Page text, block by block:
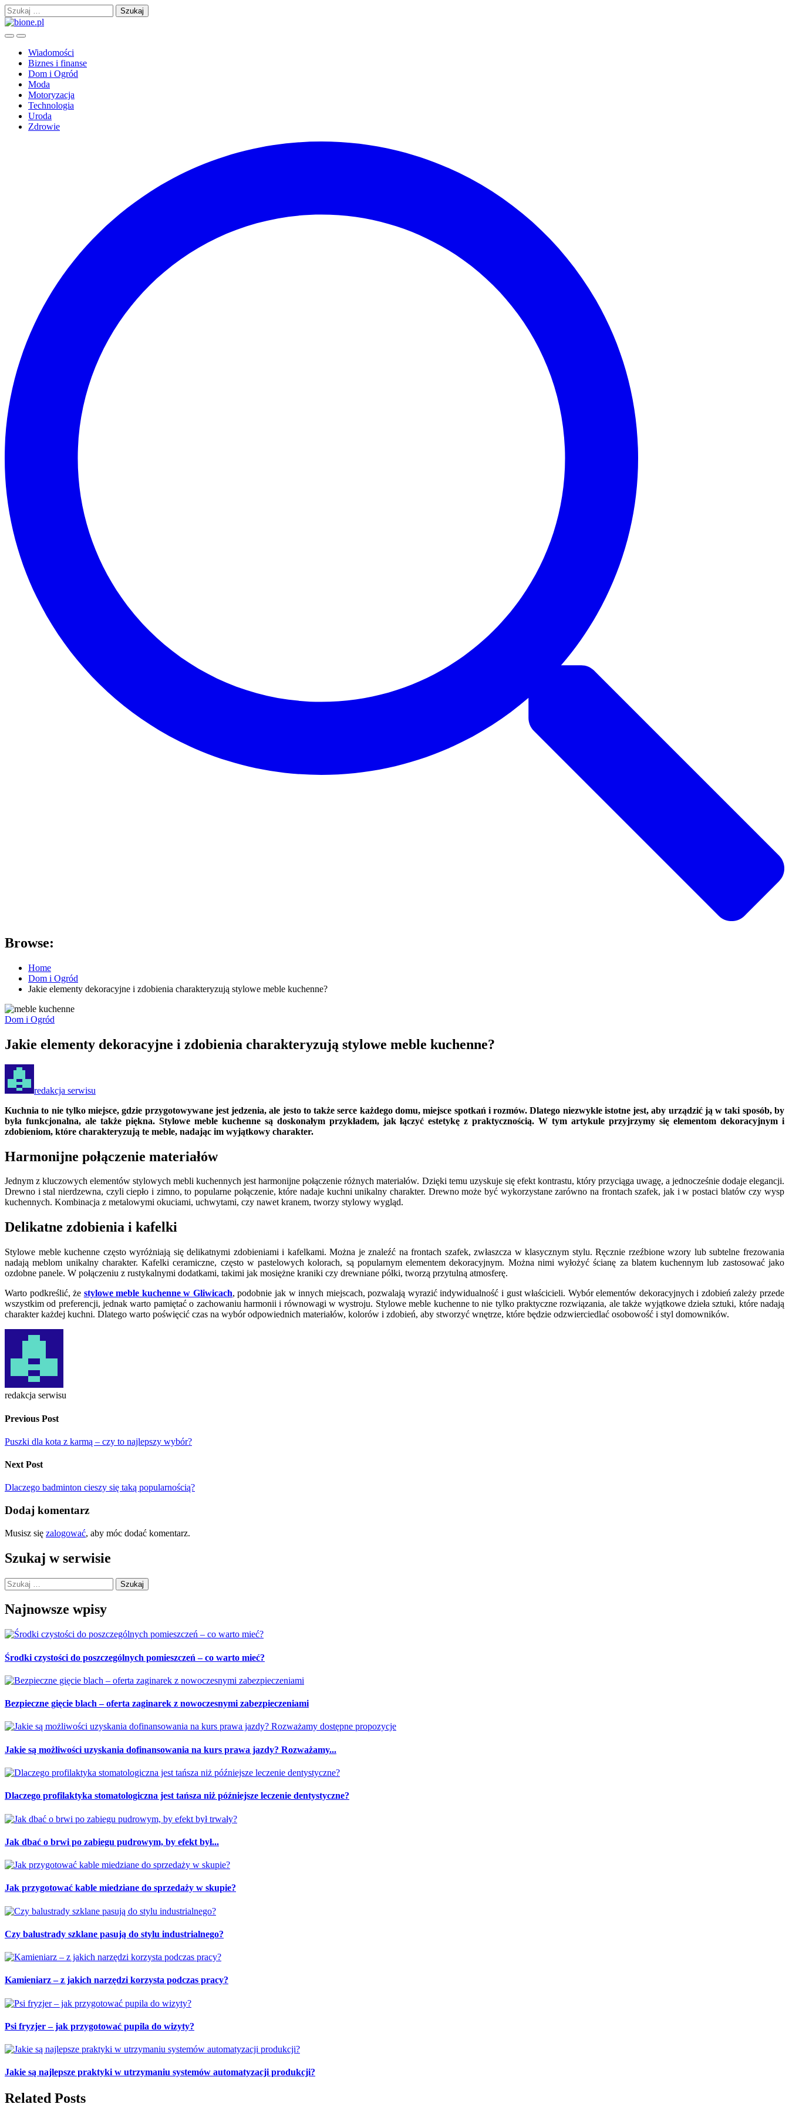
Skip
to
Szukaj:
Wiadomości
Biznes i finanse
Dom i Ogród
Moda
Motoryzacja
Technologia
Uroda
Zdrowie
Browse:
Home
Dom i Ogród
Jakie elementy dekoracyjne i zdobienia charakteryzują stylowe meble kuchenne?
Dom i Ogród
Jakie elementy dekoracyjne i zdobienia charakteryzują stylowe meble kuchenne?
redakcja serwisu
Kuchnia to nie tylko miejsce, gdzie przygotowywane jest jedzenia, ale jesto to także serce każdego domu, miejsce spotkań i rozmów. Dlatego niezwykle istotne jest, aby urządzić ją w taki sposób, by
była funkcjonalna, ale także piękna. Stylowe meble kuchenne są doskonałym przykładem, jak łączyć estetykę z praktycznością. W tym artykule przyjrzymy się elementom dekoracyjnym i
zdobieniom, które charakteryzują te meble, nadając im wyjątkowy charakter.
Harmonijne połączenie materiałów
Jednym z kluczowych elementów stylowych mebli kuchennych jest harmonijne połączenie różnych materiałów. Dzięki temu uzyskuje się efekt kontrastu, który przyciąga uwagę, a jednocześnie dodaje elegancji.
Drewno i stal nierdzewna, czyli ciepło i zimno, to popularne połączenie, które nadaje kuchni unikalny charakter. Drewno może być wykorzystane zarówno na frontach szafek, jak i w postaci blatów czy wysp
kuchennych. Kombinacja z metalowymi okuciami, uchwytami, czy nawet kranem, tworzy stylowy wygląd.
Delikatne zdobienia i kafelki
Stylowe meble kuchenne często wyróżniają się delikatnymi zdobieniami i kafelkami. Można je znaleźć na frontach szafek, zwłaszcza w klasycznym stylu. Ręcznie rzeźbione wzory lub subtelne frezowania
nadają meblom unikalny charakter. Kafelki ceramiczne, często w pastelowych kolorach, są popularnym elementem dekoracyjnym. Można nimi wyłożyć ścianę za blatem kuchennym lub zastosować jako
ozdobne panele. W połączeniu z rustykalnymi dodatkami, takimi jak mosiężne kraniki czy drewniane półki, tworzą przytulną atmosferę.
Warto podkreślić, że stylowe meble kuchenne w Gliwicach, podobnie jak w innych miejscach, pozwalają wyrazić indywidualność i gust właścicieli. Wybór elementów dekoracyjnych i zdobień zależy przede
wszystkim od preferencji, jednak warto pamiętać o zachowaniu harmonii i równowagi w wystroju. Stylowe meble kuchenne to nie tylko praktyczne rozwiązania, ale także wyjątkowe dzieła sztuki, które nadają
charakter każdej kuchni. Dlatego warto poświęcić czas na wybór odpowiednich materiałów, kolorów i zdobień, aby stworzyć wnętrze, które będzie odzwierciedlać osobowość i styl domowników.
redakcja serwisu
Previous Post
Puszki dla kota z karmą – czy to najlepszy wybór?
Next Post
Dlaczego badminton cieszy się taką popularnością?
Dodaj komentarz
Musisz się zalogować, aby móc dodać komentarz.
Szukaj w serwisie
Szukaj:
Najnowsze wpisy
Środki czystości do poszczególnych pomieszczeń – co warto mieć?
Bezpieczne gięcie blach – oferta zaginarek z nowoczesnymi zabezpieczeniami
Jakie są możliwości uzyskania dofinansowania na kurs prawa jazdy? Rozważamy...
Dlaczego profilaktyka stomatologiczna jest tańsza niż późniejsze leczenie dentystyczne?
Jak dbać o brwi po zabiegu pudrowym, by efekt był...
Jak przygotować kable miedziane do sprzedaży w skupie?
Czy balustrady szklane pasują do stylu industrialnego?
Kamieniarz – z jakich narzędzi korzysta podczas pracy?
Psi fryzjer – jak przygotować pupila do wizyty?
Jakie są najlepsze praktyki w utrzymaniu systemów automatyzacji produkcji?
Related Posts